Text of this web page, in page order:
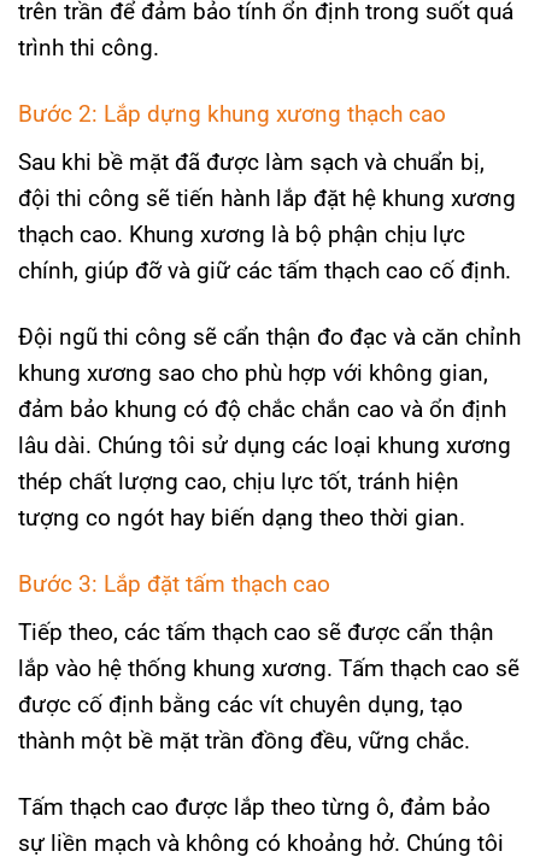
trên trần để đảm bảo tính ổn định trong suốt quá
trình thi công.
Bước 2: Lắp dựng khung xương thạch cao
Sau khi bề mặt đã được làm sạch và chuẩn bị,
đội thi công sẽ tiến hành lắp đặt hệ khung xương
thạch cao. Khung xương là bộ phận chịu lực
chính, giúp đỡ và giữ các tấm thạch cao cố định.
Đội ngũ thi công sẽ cẩn thận đo đạc và căn chỉnh
khung xương sao cho phù hợp với không gian,
đảm bảo khung có độ chắc chắn cao và ổn định
lâu dài. Chúng tôi sử dụng các loại khung xương
thép chất lượng cao, chịu lực tốt, tránh hiện
tượng co ngót hay biến dạng theo thời gian.
Bước 3: Lắp đặt tấm thạch cao
Tiếp theo, các tấm thạch cao sẽ được cẩn thận
lắp vào hệ thống khung xương. Tấm thạch cao sẽ
được cố định bằng các vít chuyên dụng, tạo
thành một bề mặt trần đồng đều, vững chắc.
Tấm thạch cao được lắp theo từng ô, đảm bảo
sự liền mạch và không có khoảng hở. Chúng tôi